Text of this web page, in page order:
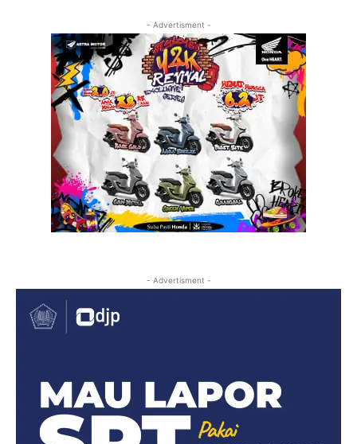
- Advertisment -
- Advertisment -